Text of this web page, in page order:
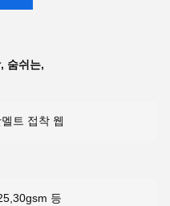
, 숨쉬는,
트 접착 웹
등